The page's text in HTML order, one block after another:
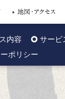
内容
サービ
ポリシー